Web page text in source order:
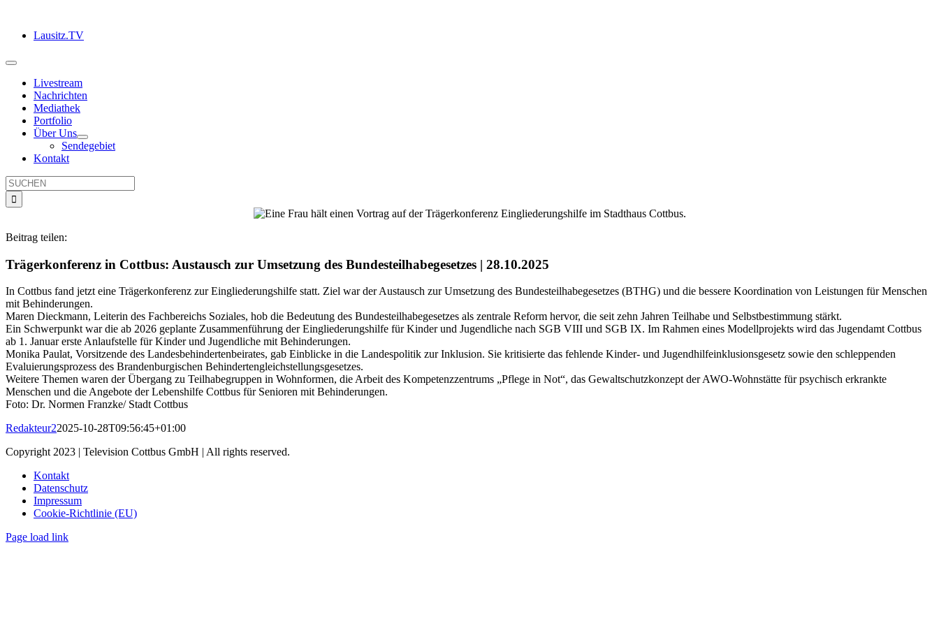
springenLausitz.TV
Toggle
NavigationLivestream
Nachrichten
Mediathek
Portfolio
Über Uns
Sendegebiet
Kontakt
Suche
nach:
Beitrag teilen:
Trägerkonferenz in Cottbus: Austausch zur Umsetzung des Bundesteilhabegesetzes | 28.10.2025
In Cottbus fand jetzt eine Trägerkonferenz zur Eingliederungshilfe statt. Ziel war der Austausch zur Umsetzung des Bundesteilhabegesetzes (BTHG) und die bessere Koordination von Leistungen für Menschen
mit Behinderungen.
Maren Dieckmann, Leiterin des Fachbereichs Soziales, hob die Bedeutung des Bundesteilhabegesetzes als zentrale Reform hervor, die seit zehn Jahren Teilhabe und Selbstbestimmung stärkt.
Ein Schwerpunkt war die ab 2026 geplante Zusammenführung der Eingliederungshilfe für Kinder und Jugendliche nach SGB VIII und SGB IX. Im Rahmen eines Modellprojekts wird das Jugendamt Cottbus
ab 1. Januar erste Anlaufstelle für Kinder und Jugendliche mit Behinderungen.
Monika Paulat, Vorsitzende des Landesbehindertenbeirates, gab Einblicke in die Landespolitik zur Inklusion. Sie kritisierte das fehlende Kinder- und Jugendhilfeinklusionsgesetz sowie den schleppenden
Evaluierungsprozess des Brandenburgischen Behindertengleichstellungsgesetzes.
Weitere Themen waren der Übergang zu Teilhabegruppen in Wohnformen, die Arbeit des Kompetenzzentrums „Pflege in Not“, das Gewaltschutzkonzept der AWO-Wohnstätte für psychisch erkrankte
Menschen und die Angebote der Lebenshilfe Cottbus für Senioren mit Behinderungen.
Foto: Dr. Normen Franzke/ Stadt Cottbus
Redakteur22025-10-28T09:56:45+01:00
Copyright 2023 | Television Cottbus GmbH | All rights reserved.
Kontakt
Datenschutz
Impressum
Cookie-Richtlinie (EU)
Page load link